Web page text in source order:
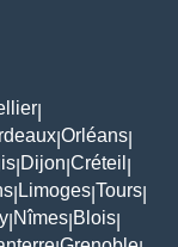
Orléans
Dijon Créteil
Limoges Tours
Nîmes Blois